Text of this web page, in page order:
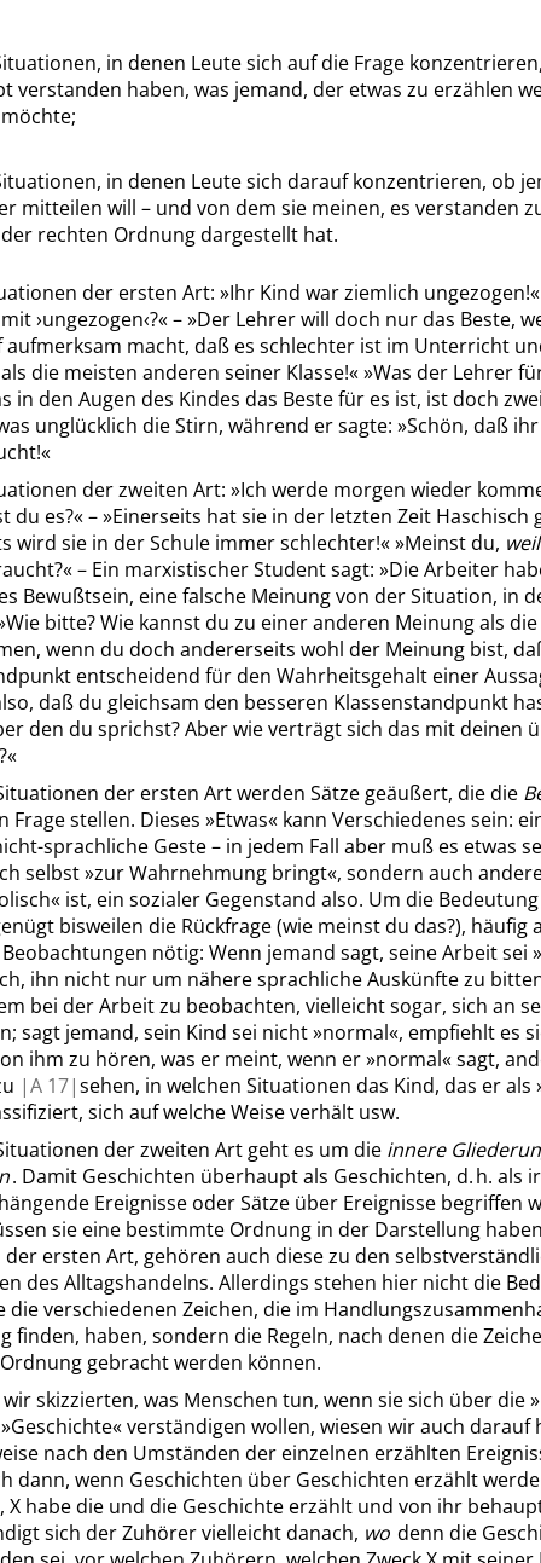
in denen Leute sich auf die Frage
verstanden haben, was jemand, der etwas zu erzählen
in denen Leute sich darauf konzentrieren, ob
mitteilen will – und von dem sie meinen, es verstanden
rechten Ordnung dargestellt hat.
der ersten Art: »Ihr Kind war ziemlich ungezogen!«
›ungezogen‹?«–»Der Lehrer will doch nur das Beste,
aufmerksam macht, daß es schlechter ist im Unterricht
die meisten anderen seiner Klasse!«»Was der Lehrer
in den Augen des Kindes das Beste für es ist, ist doch
unglücklich die Stirn, während er sagte: »Schön, daß
«
der zweiten Art: »Ich werde morgen wieder
du es?«–»Einerseits hat sie in der letzten Zeit Haschisch
wird sie in der Schule immer schlechter!«»Meinst du, weil
«– Ein marxistischer Student sagt: »Die Arbeiter
Bewußtsein, eine falsche Meinung von der Situation, in
Wie bitte? Wie kannst du zu einer anderen Meinung als
wenn du doch andererseits wohl der Meinung bist,
entscheidend für den Wahrheitsgehalt einer
daß du gleichsam den besseren Klassenstandpunkt
den du sprichst? Aber wie verträgt sich das mit deinen
«
der ersten Art werden Sätze geäußert, die die
Frage stellen. Dieses »Etwas« kann Verschiedenes sein:
sprachliche Geste – in jedem Fall aber muß es etwas
selbst»zur Wahrnehmung bringt«, sondern auch
« ist, ein sozialer Gegenstand also. Um die
bisweilen die Rückfrage (wie meinst du das?), häufig
nötig: Wenn jemand sagt, seine Arbeit sei »
ihn nicht nur um nähere sprachliche Auskünfte zu
bei der Arbeit zu beobachten, vielleicht sogar, sich an
sagt jemand, sein Kind sei nicht»normal«, empfiehlt es
ihm zu hören, was er meint, wenn er»normal«sagt,
|A 17|sehen, in welchen Situationen das Kind, das er als
sich auf welche Weise verhält usw.
der zweiten Art geht es um die innere
. Damit Geschichten überhaupt als Geschichten, d. h. als
Ereignisse oder Sätze über Ereignisse begriffen
sie eine bestimmte Ordnung in der Darstellung
ersten Art, gehören auch diese zu den
des Alltagshandelns. Allerdings stehen hier nicht die
die verschiedenen Zeichen, die im
finden, haben, sondern die Regeln, nach denen die
gebracht werden können.
wir skizzierten, was Menschen tun, wenn sie sich über die»
»Geschichte«verständigen wollen, wiesen wir auch darauf
nach den Umständen der einzelnen erzählten
dann, wenn Geschichten über Geschichten erzählt
X habe die und die Geschichte erzählt und von ihr
sich der Zuhörer vielleicht danach, wo denn die